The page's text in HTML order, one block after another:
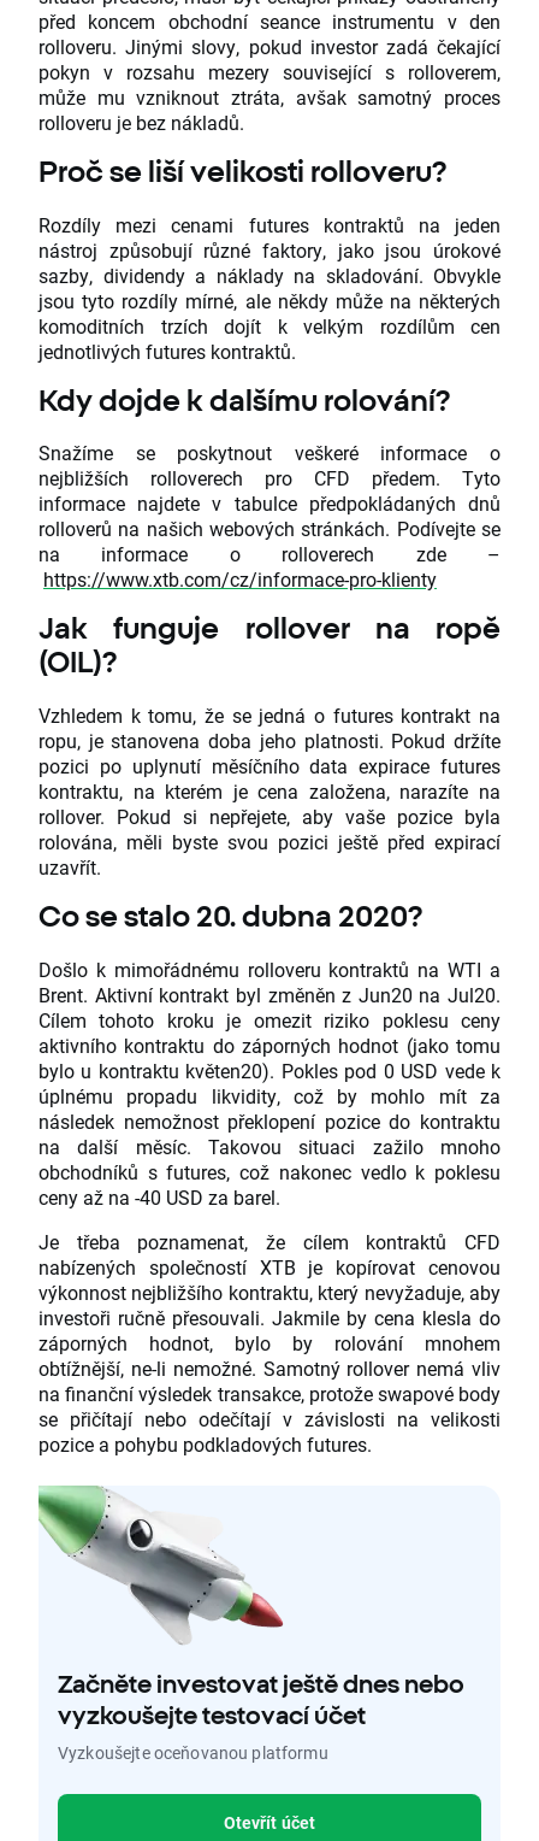
před koncem obchodní seance instrumentu v den
rolloveru. Jinými slovy, pokud investor zadá čekající
pokyn v rozsahu mezery související s rolloverem,
může mu vzniknout ztráta, avšak samotný proces
rolloveru je bez nákladů.
Proč se liší velikosti rolloveru?
Rozdíly mezi cenami futures kontraktů na jeden
nástroj způsobují různé faktory, jako jsou úrokové
sazby, dividendy a náklady na skladování. Obvykle
jsou tyto rozdíly mírné, ale někdy může na některých
komoditních trzích dojít k velkým rozdílům cen
jednotlivých futures kontraktů.
Kdy dojde k dalšímu rolování?
Snažíme se poskytnout veškeré informace o
nejbližších rolloverech pro CFD předem. Tyto
informace najdete v tabulce předpokládaných dnů
rolloverů na našich webových stránkách. Podívejte se
na informace o rolloverech zde –
https://www.xtb.com/cz/informace-pro-klienty
Jak funguje rollover na ropě
(OIL)?
Vzhledem k tomu, že se jedná o futures kontrakt na
ropu, je stanovena doba jeho platnosti. Pokud držíte
pozici po uplynutí měsíčního data expirace futures
kontraktu, na kterém je cena založena, narazíte na
rollover. Pokud si nepřejete, aby vaše pozice byla
rolována, měli byste svou pozici ještě před expirací
uzavřít.
Co se stalo 20. dubna 2020?
Došlo k mimořádnému rolloveru kontraktů na WTI a
Brent. Aktivní kontrakt byl změněn z Jun20 na Jul20.
Cílem tohoto kroku je omezit riziko poklesu ceny
aktivního kontraktu do záporných hodnot (jako tomu
bylo u kontraktu květen20). Pokles pod 0 USD vede k
úplnému propadu likvidity, což by mohlo mít za
následek nemožnost překlopení pozice do kontraktu
na další měsíc. Takovou situaci zažilo mnoho
obchodníků s futures, což nakonec vedlo k poklesu
ceny až na -40 USD za barel.
Je třeba poznamenat, že cílem kontraktů CFD
nabízených společností XTB je kopírovat cenovou
výkonnost nejbližšího kontraktu, který nevyžaduje, aby
investoři ručně přesouvali. Jakmile by cena klesla do
záporných hodnot, bylo by rolování mnohem
obtížnější, ne-li nemožné. Samotný rollover nemá vliv
na finanční výsledek transakce, protože swapové body
se přičítají nebo odečítají v závislosti na velikosti
pozice a pohybu podkladových futures.
Začněte investovat ještě dnes nebo
vyzkoušejte testovací účet
Vyzkoušejte oceňovanou platformu
Otevřít účet